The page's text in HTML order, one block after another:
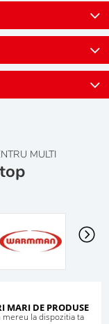
MULTI
MARI DE PRODUSE
la dispozitia ta